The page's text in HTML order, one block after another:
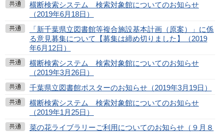
横断検索システム 検索対象館についてのお知らせ
（2019年6月18日）
「新千葉県立図書館等複合施設基本計画（原案）」に係
る意見募集について【募集は締め切りました】（2019
年6月12日）
横断検索システム 検索対象館についてのお知らせ
（2019年3月26日）
千葉県立図書館ポスターのお知らせ（2019年3月19日）
横断検索システム 検索対象館についてのお知らせ
（2019年1月25日）
菜の花ライブラリーご利用についてのお知らせ（９月８